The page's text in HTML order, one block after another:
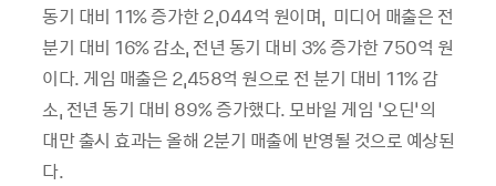
동기 대비 11% 증가한 2,044억 원이며, 미디어 매출은 전
분기 대비 16% 감소, 전년 동기 대비 3% 증가한 750억 원
이다. 게임 매출은 2,458억 원으로 전 분기 대비 11% 감
소, 전년 동기 대비 89% 증가했다. 모바일 게임 ‘오딘’의
대만 출시 효과는 올해 2분기 매출에 반영될 것으로 예상된
다.